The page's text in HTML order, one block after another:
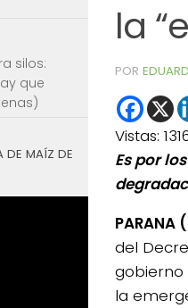
la
POR
Vistas:
Es por
PARANA
del
gobierno
la
silos:
que
DE MAÍZ DE